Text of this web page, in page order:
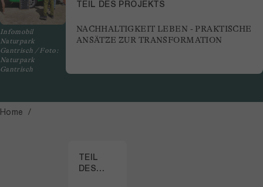
Infomobil
Naturpark
Gantrisch / Foto:
Naturpark
Gantrisch
TEIL DES PROJEKTS
NACHHALTIGKEIT LEBEN - PRAKTISCHE
ANSÄTZE ZUR TRANSFORMATION
Home
TEIL
DES